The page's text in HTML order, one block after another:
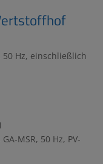
Hz, einschließlich
MSR, 50 Hz, PV-